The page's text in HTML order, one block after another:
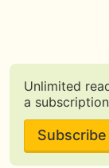
Unlimited
a subscription
Subscribe